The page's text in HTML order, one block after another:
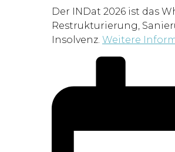
Der INDat 2026 ist das
Restrukturierung,
Insolvenz. Weitere